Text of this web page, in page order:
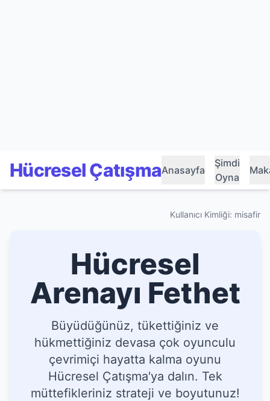
Hücresel ÇatışmaAnasayfa
Şimdi
Oyna
Kullanıcı Kimliği: misafir
Hücresel
Arenayı Fethet
Büyüdüğünüz, tükettiğiniz ve
hükmettiğiniz devasa çok oyunculu
çevrimiçi hayatta kalma oyunu
Hücresel Çatışma'ya dalın. Tek
müttefikleriniz strateji ve boyutunuz!